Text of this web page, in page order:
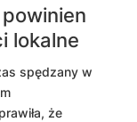
lokalne
spędzany w
że